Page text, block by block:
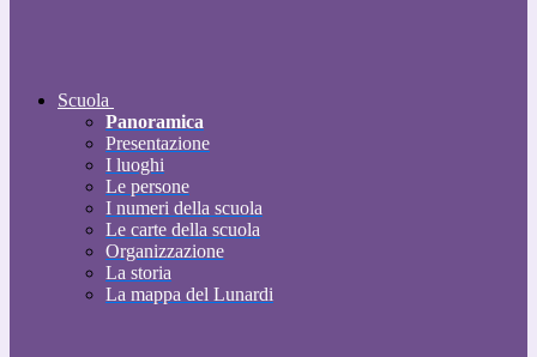
Scuola
Panoramica
Presentazione
I luoghi
Le persone
I numeri della scuola
Le carte della scuola
Organizzazione
La storia
La mappa del Lunardi